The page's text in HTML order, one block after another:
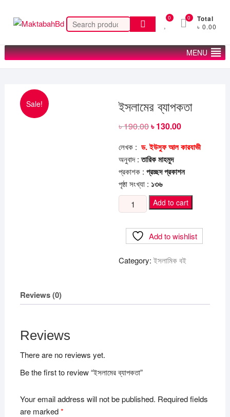
content
Search
for:
0 Total
৳ 0.00
0
MENU
Sale! ইসলামের ব্যাপকতা
৳190.00Original
was:
৳ 190.00.
৳130.00Current
৳ 130.00.
লেখক :ড. ইউসুফ আল কারযাভী
অনুবাদ :তারিক মাহমুদ
প্রকাশক :প্রচ্ছদ প্রকাশন
পৃষ্ঠা সংখ্যা : ১৩৬
ইসলামের
ব্যাপকতা
Add to cart
Add to wishlist
Category:ইসলামিক বই
Reviews (0)
Reviews
There are no reviews yet.
Be the first to review “ইসলামের ব্যাপকতা”
Your email address will not be published. Required fields
are marked*